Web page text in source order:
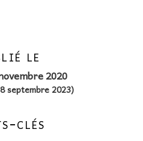
le
2020
septembre 2023)
clés